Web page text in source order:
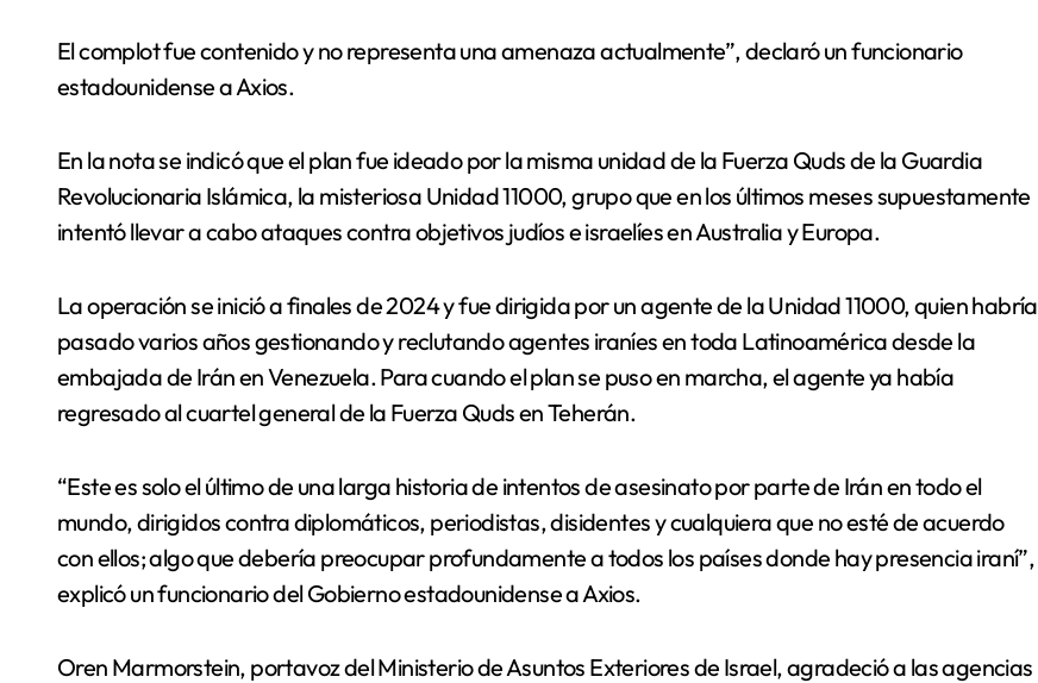
El complot fue contenido y no representa una amenaza actualmente”, declaró un funcionario
estadounidense a Axios.
En la nota se indicó que el plan fue ideado por la misma unidad de la Fuerza Quds de la Guardia
Revolucionaria Islámica, la misteriosa Unidad 11000, grupo que en los últimos meses supuestamente
intentó llevar a cabo ataques contra objetivos judíos e israelíes en Australia y Europa.
La operación se inició a finales de 2024 y fue dirigida por un agente de la Unidad 11000, quien habría
pasado varios años gestionando y reclutando agentes iraníes en toda Latinoamérica desde la
embajada de Irán en Venezuela. Para cuando el plan se puso en marcha, el agente ya había
regresado al cuartel general de la Fuerza Quds en Teherán.
“Este es solo el último de una larga historia de intentos de asesinato por parte de Irán en todo el
mundo, dirigidos contra diplomáticos, periodistas, disidentes y cualquiera que no esté de acuerdo
con ellos; algo que debería preocupar profundamente a todos los países donde hay presencia iraní”,
explicó un funcionario del Gobierno estadounidense a Axios.
Oren Marmorstein, portavoz del Ministerio de Asuntos Exteriores de Israel, agradeció a las agencias